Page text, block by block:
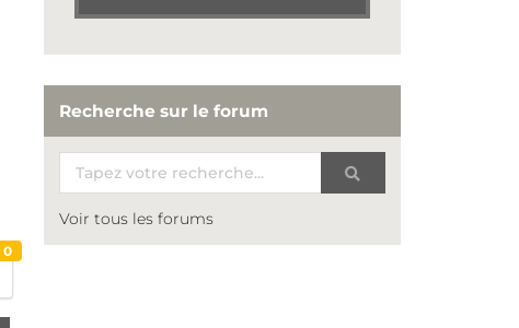
0
Recherche sur le forum
Voir tous les forums